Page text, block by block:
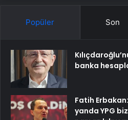
Popüler Son
banka
Fatih
yanda YPG